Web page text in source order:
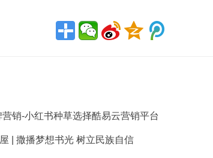
销-小红书种草选择酷易云营销平台
| 撒播梦想书光 树立民族自信